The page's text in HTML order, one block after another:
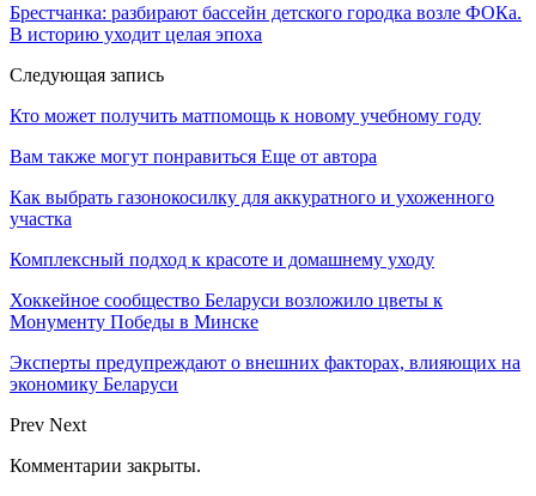
Брестчанка: разбирают бассейн детского городка возле ФОКа.
В историю уходит целая эпоха
Следующая запись
Кто может получить матпомощь к новому учебному году
Вам также могут понравиться Еще от автора
Как выбрать газонокосилку для аккуратного и ухоженного
участка
Комплексный подход к красоте и домашнему уходу
Хоккейное сообщество Беларуси возложило цветы к
Монументу Победы в Минске
Эксперты предупреждают о внешних факторах, влияющих на
экономику Беларуси
Prev Next
Комментарии закрыты.